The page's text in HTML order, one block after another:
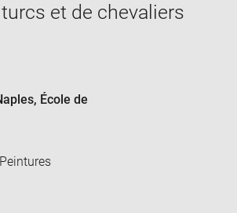
et de chevaliers
, École de